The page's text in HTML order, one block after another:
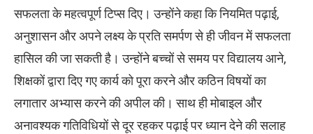
सफलता के महत्वपूर्ण टिप्स दिए। उन्होंने कहा कि नियमित पढ़ाई,
अनुशासन और अपने लक्ष्य के प्रति समर्पण से ही जीवन में सफलता
हासिल की जा सकती है। उन्होंने बच्चों से समय पर विद्यालय आने,
शिक्षकों द्वारा दिए गए कार्य को पूरा करने और कठिन विषयों का
लगातार अभ्यास करने की अपील की। साथ ही मोबाइल और
अनावश्यक गतिविधियों से दूर रहकर पढ़ाई पर ध्यान देने की सलाह